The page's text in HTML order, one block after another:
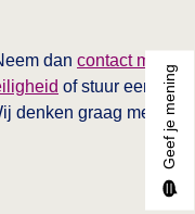
dan contact met
of stuur een
denken graag met uGeef je mening